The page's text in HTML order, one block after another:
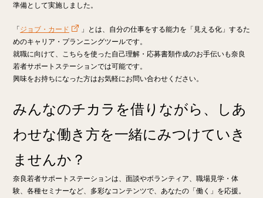
準備として実施しました。
「ジョブ・カード
」とは、自分の仕事をする能力を「見える化」するた
めのキャリア・プランニングツールです。
就職に向けて、こちらを使った自己理解・応募書類作成のお手伝いも奈良
若者サポートステーションでは可能です。
興味をお持ちになった方はお気軽にお問い合わせください。
みんなのチカラを借りながら、しあ
わせな働き方を一緒にみつけていき
ませんか？
奈良若者サポートステーションは、面談やボランティア、職場見学・体
験、各種セミナーなど、多彩なコンテンツで、あなたの「働く」を応援。